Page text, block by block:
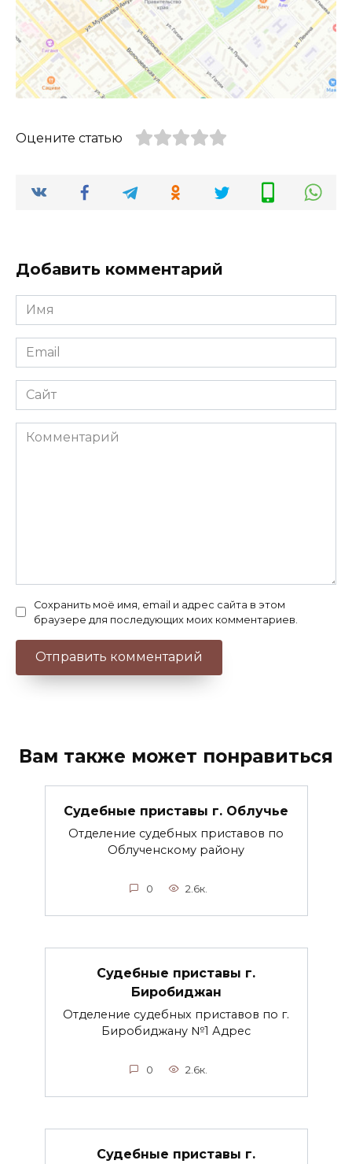
Оцените статью
Добавить комментарий
Имя
*
Email
*
Сайт
Комментарий
Сохранить моё имя, email и адрес сайта в этом
браузере для последующих моих комментариев.
Вам также может понравиться
Судебные приставы г. Облучье
Отделение судебных приставов по
Облученскому району
0 2.6к.
Судебные приставы г.
Биробиджан
Отделение судебных приставов по г.
Биробиджану №1 Адрес
0 2.6к.
Судебные приставы г.